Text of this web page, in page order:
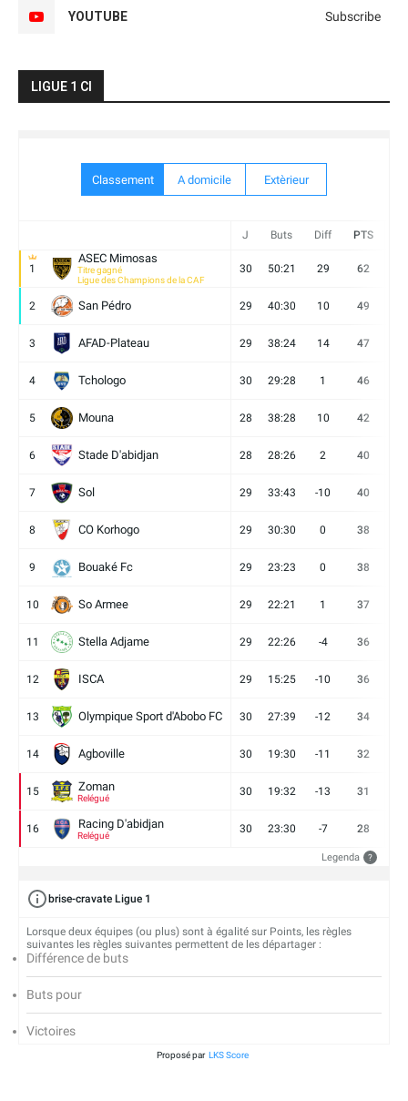
YOUTUBE Subscribe
LIGUE 1 CI
Classement A domicile Extèrieur
J Buts Diff PTS
1
ASEC Mimosas
Titre gagné
Ligue des Champions de la CAF
30 50:21 29 62
2 San Pédro 29 40:30 10 49
3 AFAD-Plateau 29 38:24 14 47
4 Tchologo 30 29:28 1 46
5 Mouna 28 38:28 10 42
6 Stade D'abidjan 28 28:26 2 40
7 Sol 29 33:43 -10 40
8 CO Korhogo 29 30:30 0 38
9 Bouaké Fc 29 23:23 0 38
10 So Armee 29 22:21 1 37
11 Stella Adjame 29 22:26 -4 36
12 ISCA 29 15:25 -10 36
13 Olympique Sport d'Abobo FC 30 27:39 -12 34
14 Agboville 30 19:30 -11 32
15 Zoman
Relégué
30 19:32 -13 31
16 Racing D'abidjan
Relégué
30 23:30 -7 28
Legenda ?
brise-cravate Ligue 1
Lorsque deux équipes (ou plus) sont à égalité sur Points, les règles
suivantes les règles suivantes permettent de les départager :
Différence de buts
Buts pour
Victoires
Proposé par LKS Score